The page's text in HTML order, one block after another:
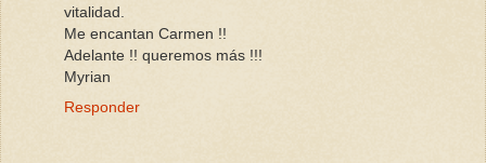
vitalidad.
Me encantan Carmen !!
Adelante !! queremos más !!!
Myrian
Responder